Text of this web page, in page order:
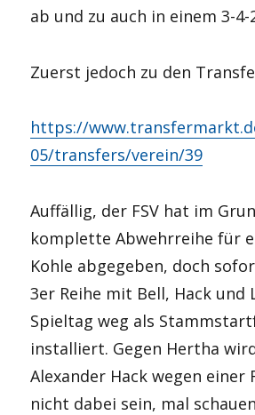
ab und zu auch in einem 3-4-
Zuerst jedoch zu den
https://
05/transfers/verein/39
Auffällig, der FSV hat im
komplette Abwehrreihe für
Kohle abgegeben, doch
3er Reihe mit Bell, Hack und
Spieltag weg als
installiert. Gegen Hertha
Alexander Hack wegen einer
nicht dabei sein, mal